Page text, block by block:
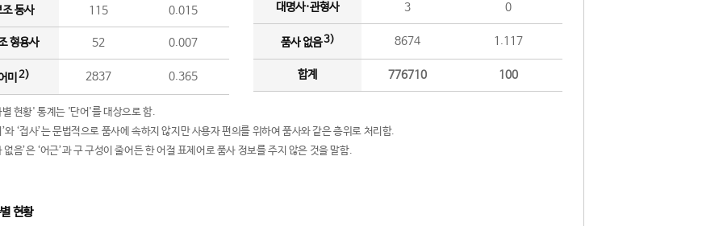
조 동사 115 0.015
형용사 52 0.007
미 2) 2837 0.365
대명사·관형사 3 0
품사 없음3) 8674 1.117
합계 776710 100
현황' 통계는 '단어'를 대상으로 함.
와 ‘접사’는 문법적으로 품사에 속하지 않지만 사용자 편의를 위하여 품사와 같은 층위로 처리함.
없음’은 ‘어근’과 구 구성이 줄어든 한 어절 표제어로 품사 정보를 주지 않은 것을 말함.
현황